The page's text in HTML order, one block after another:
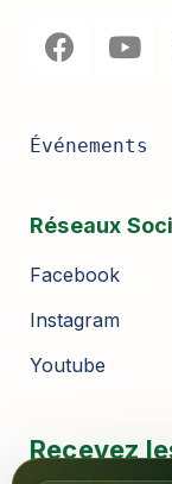
Événements
Réseaux
Facebook
Instagram
Youtube
Recevez